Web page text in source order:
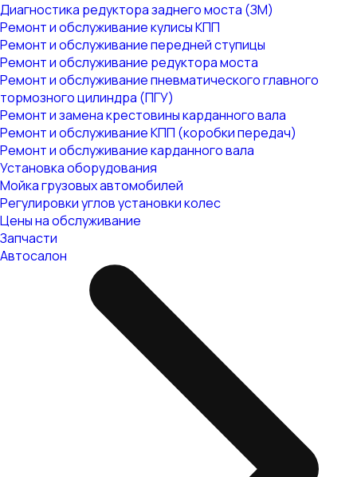
Диагностика редуктора заднего моста (ЗМ)
Ремонт и обслуживание кулисы КПП
Ремонт и обслуживание передней ступицы
Ремонт и обслуживание редуктора моста
Ремонт и обслуживание пневматического главного
тормозного цилиндра (ПГУ)
Ремонт и замена крестовины карданного вала
Ремонт и обслуживание КПП (коробки передач)
Ремонт и обслуживание карданного вала
Установка оборудования
Мойка грузовых автомобилей
Регулировки углов установки колес
Цены на обслуживание
Запчасти
Автосалон